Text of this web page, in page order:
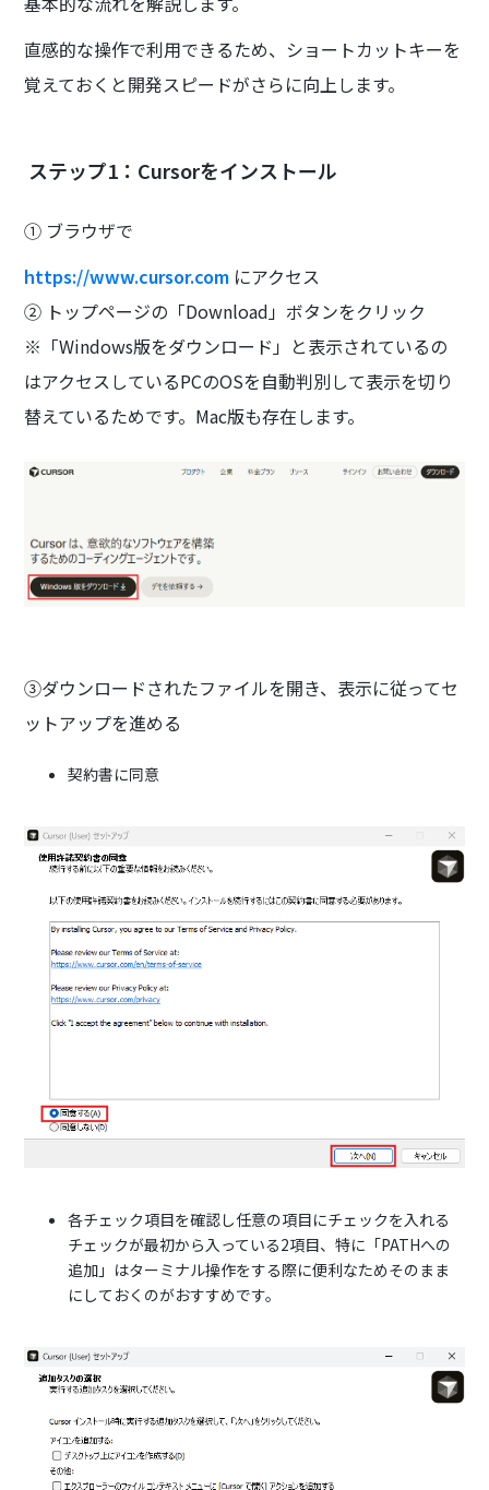
直感的な操作で利用できるため、ショートカットキーを
覚えておくと開発スピードがさらに向上します。
ステップ1：Cursorをインストール
① ブラウザで
https://www.cursor.com にアクセス
② トップページの「Download」ボタンをクリック
※「Windows版をダウンロード」と表示されているの
はアクセスしているPCのOSを自動判別して表示を切り
替えているためです。Mac版も存在します。
③ダウンロードされたファイルを開き、表示に従ってセ
ットアップを進める
契約書に同意
各チェック項目を確認し任意の項目にチェックを入れる
チェックが最初から入っている2項目、特に「PATHへの
追加」はターミナル操作をする際に便利なためそのまま
にしておくのがおすすめです。